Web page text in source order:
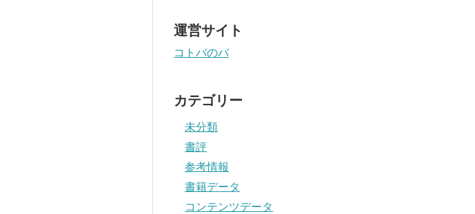
運営サイト
コトバのバ
カテゴリー
未分類
書評
参考情報
書籍データ
コンテンツデータ